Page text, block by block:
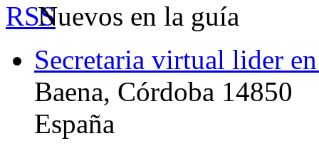
Nuevos en la guía
Secretaria virtual lider
Baena, Córdoba 14850
España